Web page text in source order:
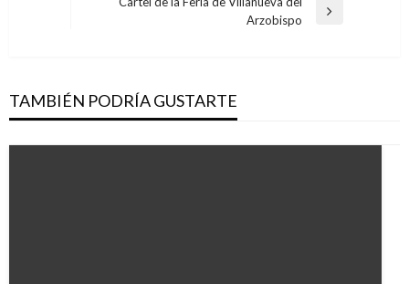
Arzobispo
TAMBIÉN PODRÍA GUSTARTE